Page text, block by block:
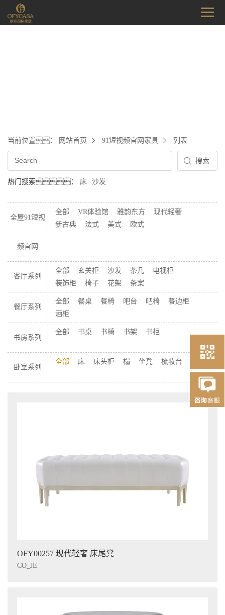
当前位置： 网站首页 91短视频官网家具 列表
热门搜索： 床 沙发
全屋91短视
频官网
全部 VR体验馆 雅韵东方
现代轻奢
新古典
法式 美式 欧式
客厅系列
全部 玄关柜 沙发 茶几
电视柜
装饰柜
椅子 花架 条案
餐厅系列
全部 餐桌 餐椅 吧台 吧椅
餐边柜
酒柜
书房系列
全部 书桌 书椅 书架 书柜
卧室系列
全部 床 床头柜 榻 坐凳 梳妆台 柜子
OFY00257 现代轻奢 床尾凳
CO_JE